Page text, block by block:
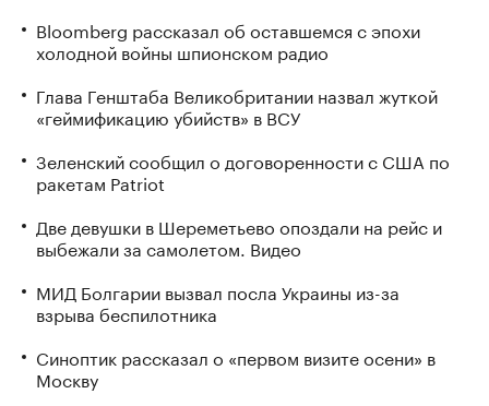
Bloomberg рассказал об оставшемся с эпохи
холодной войны шпионском радио
Глава Генштаба Великобритании назвал жуткой
«геймификацию убийств» в ВСУ
Зеленский сообщил о договоренности с США по
ракетам Patriot
Две девушки в Шереметьево опоздали на рейс и
выбежали за самолетом. Видео
МИД Болгарии вызвал посла Украины из-за
взрыва беспилотника
Синоптик рассказал о «первом визите осени» в
Москву